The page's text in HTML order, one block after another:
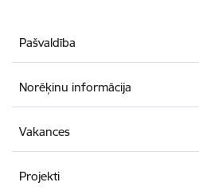
Pašvaldība
Norēķinu informācija
Vakances
Projekti